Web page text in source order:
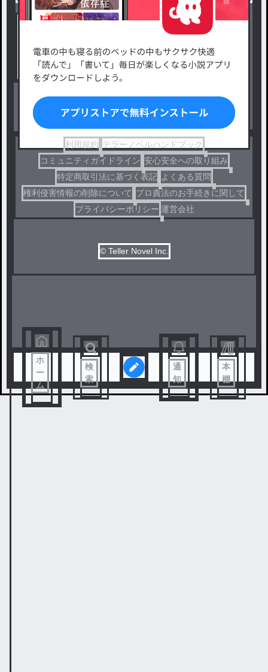
新着小説一覧
小説コンテスト応募・公募
出版・メディアミックス作品
恋愛・ロマンス
ファンタジー・異世界・SF
ホラー・ミステリー
コメディ
利用規約 テラーノベルハンドブック
コミュニティガイドライン 安心安全への取り組み
特定商取引法に基づく表記 よくある質問
権利侵害情報の削除について プロ責法のお手続きに関して
プライバシーポリシー 運営会社
© Teller Novel Inc.
ホ
ー
ム
検
索
通
知
本
棚